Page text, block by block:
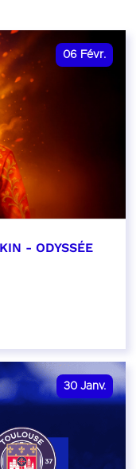
06 Févr.
- ODYSSÉE
30 Janv.